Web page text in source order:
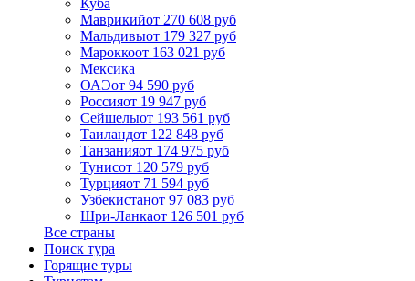
Куба
Маврикийот 270 608 руб
Мальдивыот 179 327 руб
Мароккоот 163 021 руб
Мексика
ОАЭот 94 590 руб
Россияот 19 947 руб
Сейшелыот 193 561 руб
Таиландот 122 848 руб
Танзанияот 174 975 руб
Тунисот 120 579 руб
Турцияот 71 594 руб
Узбекистанот 97 083 руб
Шри-Ланкаот 126 501 руб
Все страны
Поиск тура
Горящие туры